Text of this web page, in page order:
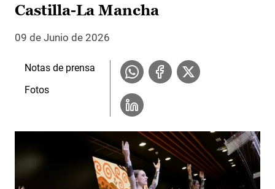
Castilla-La Mancha
09 de Junio de 2026
Notas de prensa
Fotos